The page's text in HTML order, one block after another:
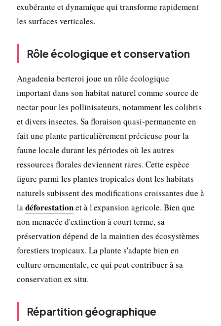
exubérante et dynamique qui transforme rapidement
les surfaces verticales.
Rôle écologique et conservation
Angadenia berteroi joue un rôle écologique
important dans son habitat naturel comme source de
nectar pour les pollinisateurs, notamment les colibris
et divers insectes. Sa floraison quasi-permanente en
fait une plante particulièrement précieuse pour la
faune locale durant les périodes où les autres
ressources florales deviennent rares. Cette espèce
figure parmi les plantes tropicales dont les habitats
naturels subissent des modifications croissantes due à
ladéforestationet à l'expansion agricole. Bien que
non menacée d'extinction à court terme, sa
préservation dépend de la maintien des écosystèmes
forestiers tropicaux. La plante s'adapte bien en
culture ornementale, ce qui peut contribuer à sa
conservation ex situ.
Répartition géographique